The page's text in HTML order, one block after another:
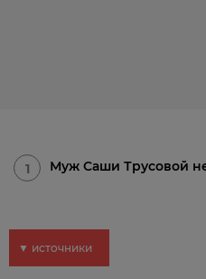
1 Муж Саши Трусовой
▼ источники